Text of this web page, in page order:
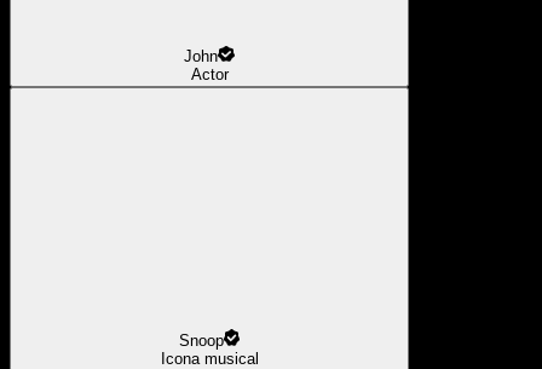
John
Actor
Snoop
Icona musical